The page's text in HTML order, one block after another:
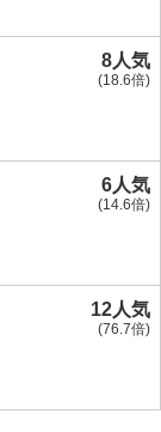
8人気
(18.6倍)
6人気
(14.6倍)
12人気
(76.7倍)